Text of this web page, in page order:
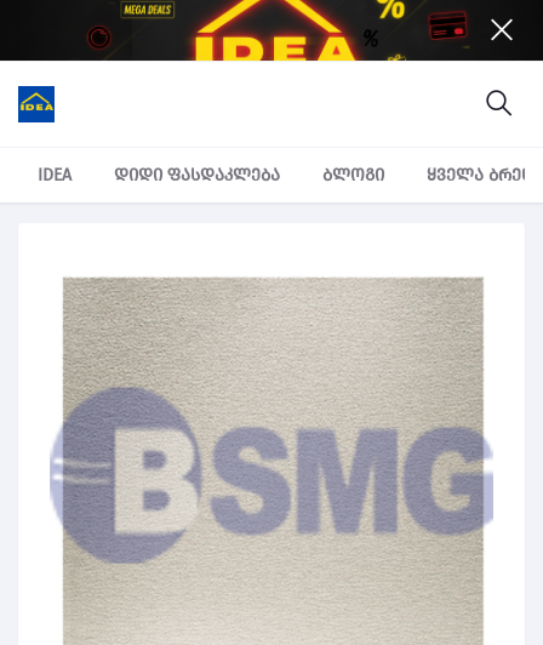
IDEA დიდი ფასდაკლება ბლოგი ყველა